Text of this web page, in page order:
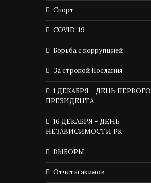
Спорт
COVID-19
Борьба с коррупцией
За строкой Послания
1 ДЕКАБРЯ – ДЕНЬ ПЕРВОГО
ПРЕЗИДЕНТА
16 ДЕКАБРЯ – ДЕНЬ
НЕЗАВИСИМОСТИ РК
ВЫБОРЫ
Отчеты акимов